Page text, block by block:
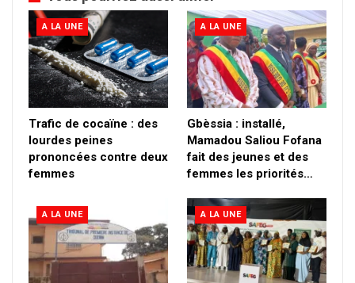
A LA UNE
Trafic de cocaïne : des
lourdes peines
prononcées contre deux
femmes
A LA UNE
Gbèssia : installé,
Mamadou Saliou Fofana
fait des jeunes et des
femmes les priorités…
A LA UNE A LA UNE